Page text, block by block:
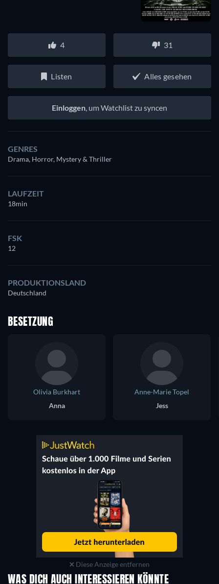
4 31
Listen Alles gesehen
Einloggen, um Watchlist zu syncen
GENRES
Drama, Horror, Mystery & Thriller
LAUFZEIT
18min
FSK
12
PRODUKTIONSLAND
Deutschland
BESETZUNG
Olivia Burkhart
Anna
Anne-Marie Topel
Jess
Diese Anzeige entfernen
WAS DICH AUCH INTERESSIEREN KÖNNTE
Serie Serie